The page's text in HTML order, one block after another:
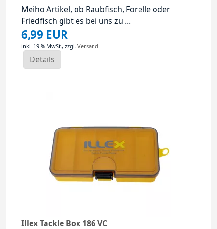
Meiho Artikel, ob Raubfisch, Forelle oder
Friedfisch gibt es bei uns zu ...
6,99 EUR
inkl. 19 % MwSt., zzgl. Versand
Details
Illex Tackle Box 186 VC